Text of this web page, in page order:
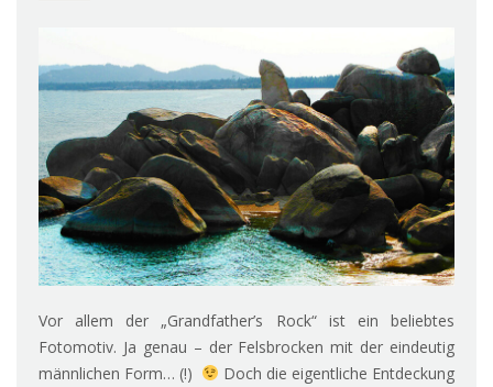
Vor allem der „Grandfather’s Rock“ ist ein beliebtes
Fotomotiv. Ja genau – der Felsbrocken mit der eindeutig
männlichen Form… (!)
Doch die eigentliche Entdeckung